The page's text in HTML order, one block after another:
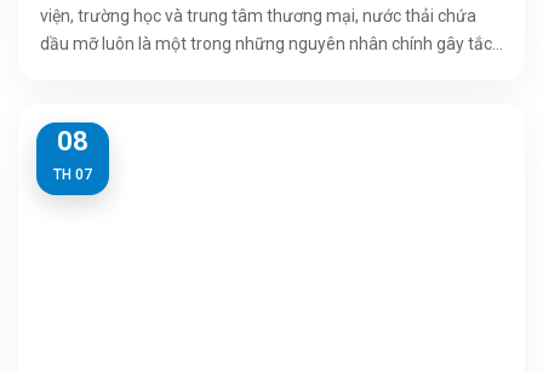
viện, trường học và trung tâm thương mại, nước thải chứa
dầu mỡ luôn là một trong những nguyên nhân chính gây tắc
08
TH 07